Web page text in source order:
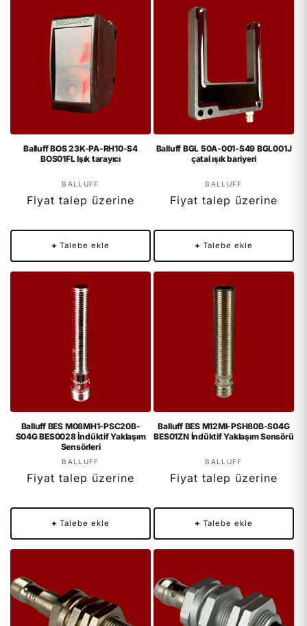
Balluff BOS 23K-PA-RH10-S4
BOS01FL Işık tarayıcı
Satıcı:
BALLUFF
Fiyat talep üzerine
+ Talebe ekle
Balluff BGL 50A-001-S49 BGL001J
çatal ışık bariyeri
Satıcı:
BALLUFF
Fiyat talep üzerine
+ Talebe ekle
Balluff BES M08MH1-PSC20B-
S04G BES0028 İndüktif Yaklaşım
Sensörleri
Satıcı:
BALLUFF
Fiyat talep üzerine
+ Talebe ekle
Balluff BES M12MI-PSH80B-S04G
BES01ZN İndüktif Yaklaşım Sensörü
Satıcı:
BALLUFF
Fiyat talep üzerine
+ Talebe ekle